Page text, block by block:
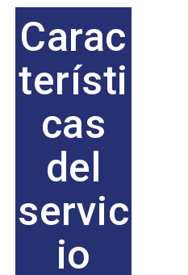
Carac
terísti
cas
del
servic
io